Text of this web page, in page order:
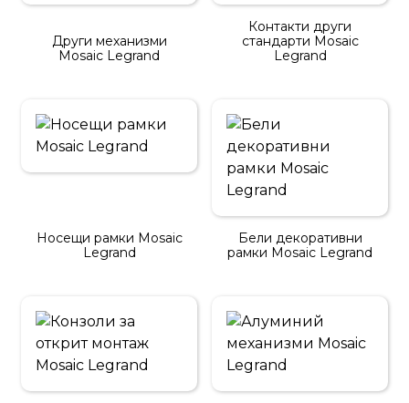
Други механизми
Mosaic Legrand
Контакти други
стандарти Mosaic
Legrand
Носещи рамки Mosaic
Legrand
Бели декоративни
рамки Mosaic Legrand